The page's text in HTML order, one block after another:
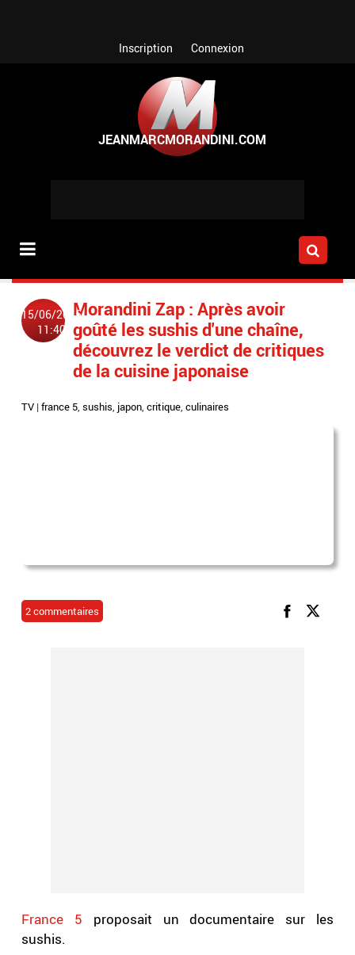
Inscription Connexion
15/06/2015
11:40
Morandini Zap : Après avoir
goûté les sushis d'une chaîne,
découvrez le verdict de critiques
de la cuisine japonaise
TV |france 5,sushis, japon,critique,culinaires
2 commentaires
France 5 proposait un documentaire sur les
sushis.